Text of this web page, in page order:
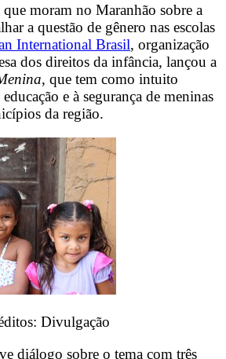
que moram no Maranhão sobre a
a questão de gênero nas escolas
International Brasil, organização
dos direitos da infância, lançou a
, que tem como intuito
e à segurança de meninas
da região.
Divulgação
diálogo sobre o tema com três